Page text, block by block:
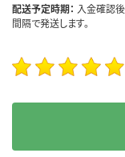
配送予定時期： 入金確認
間隔で発送します。